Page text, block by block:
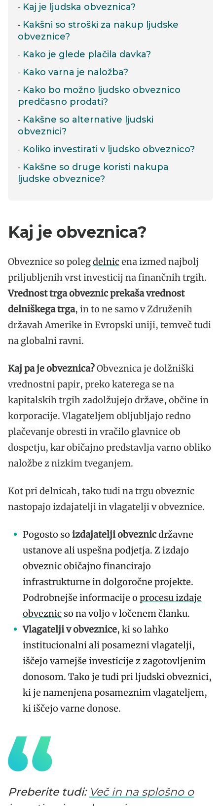
Kaj je ljudska obveznica?
Kakšni so stroški za nakup ljudske
obveznice?
Kako je glede plačila davka?
Kako varna je naložba?
Kako bo možno ljudsko obveznico
predčasno prodati?
Kakšne so alternative ljudski
obveznici?
Koliko investirati v ljudsko obveznico?
Kakšne so druge koristi nakupa
ljudske obveznice?
Kaj je obveznica?
Obveznice so polegdelnicena izmed najbolj
priljubljenih vrst investicij na finančnih trgih.
Vrednost trga obveznic prekaša vrednost
delniškega trga, in to ne samo v Združenih
državah Amerike in Evropski uniji, temveč tudi
na globalni ravni.
Kaj pa je obveznica?Obveznica je dolžniški
vrednostni papir, preko katerega se na
kapitalskih trgih zadolžujejo države, občine in
korporacije. Vlagateljem obljubljajo redno
plačevanje obresti in vračilo glavnice ob
dospetju, kar običajno predstavlja varno obliko
naložbe z nizkim tveganjem.
Kot pri delnicah, tako tudi na trgu obveznic
nastopajo izdajatelji in vlagatelji v obveznice.
Pogosto so izdajatelji obveznicdržavne
ustanove ali uspešna podjetja. Z izdajo
obveznic običajno financirajo
infrastrukturne in dolgoročne projekte.
Podrobnejše informacije o procesu izdaje
obveznic so na voljo v ločenem članku.
Vlagatelji v obveznice, ki so lahko
institucionalni ali posamezni vlagatelji,
iščejo varnejše investicije z zagotovljenim
donosom. Tako je tudi pri ljudski obveznici,
ki je namenjena posameznim vlagateljem,
ki iščejo varne donose.
Preberite tudi: Več in na splošno o